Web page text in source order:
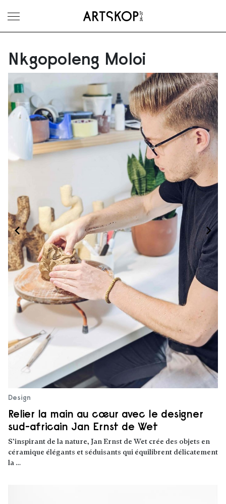
Ouvrir le menu
Nkgopoleng Moloi
Design
Relier la main au cœur avec le designer
sud-africain Jan Ernst de Wet
S’inspirant de la nature, Jan Ernst de Wet crée des objets en
céramique élégants et séduisants qui équilibrent délicatement
la …
Lire la suite